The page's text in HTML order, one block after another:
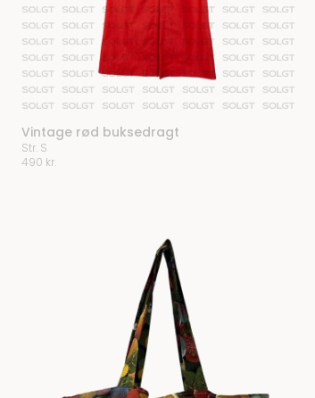
Vintage rød buksedragt
Str. S
490 kr.